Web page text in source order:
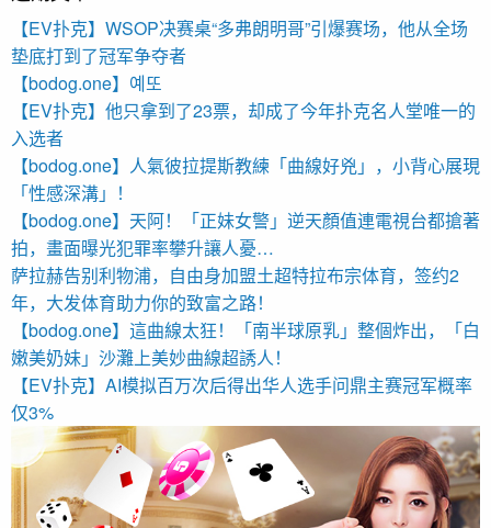
【EV扑克】WSOP决赛桌“多弗朗明哥”引爆赛场，他从全场
垫底打到了冠军争夺者
【bodog.one】예또
【EV扑克】他只拿到了23票，却成了今年扑克名人堂唯一的
入选者
【bodog.one】人氣彼拉提斯教練「曲線好兇」，小背心展現
「性感深溝」！
【bodog.one】天阿！「正妹女警」逆天顏值連電視台都搶著
拍，畫面曝光犯罪率攀升讓人憂…
萨拉赫告别利物浦，自由身加盟土超特拉布宗体育，签约2
年，大发体育助力你的致富之路！
【bodog.one】這曲線太狂！「南半球原乳」整個炸出，「白
嫩美奶妹」沙灘上美妙曲線超誘人！
【EV扑克】AI模拟百万次后得出华人选手问鼎主赛冠军概率
仅3%